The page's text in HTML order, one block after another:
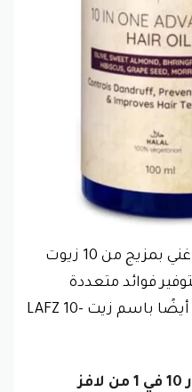
هو افضل زيت انبات الشعر غني بمزيج من 10 زيوت
فوائد متعددة
للشعر وفروة الرأس. يُعرف أيضًا باسم زيت LAFZ 10-